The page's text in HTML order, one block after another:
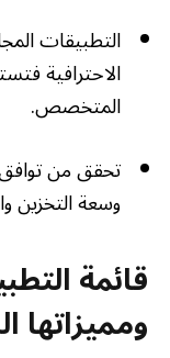
التطبيقات
الاحترافية
المتخصص.
وسعة التخزين
قائمة
ومميزاتها